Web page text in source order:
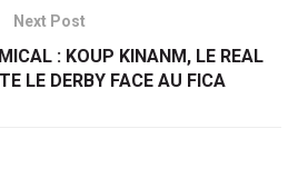
Next Post
: KOUP KINANM, LE REAL
LE DERBY FACE AU FICA